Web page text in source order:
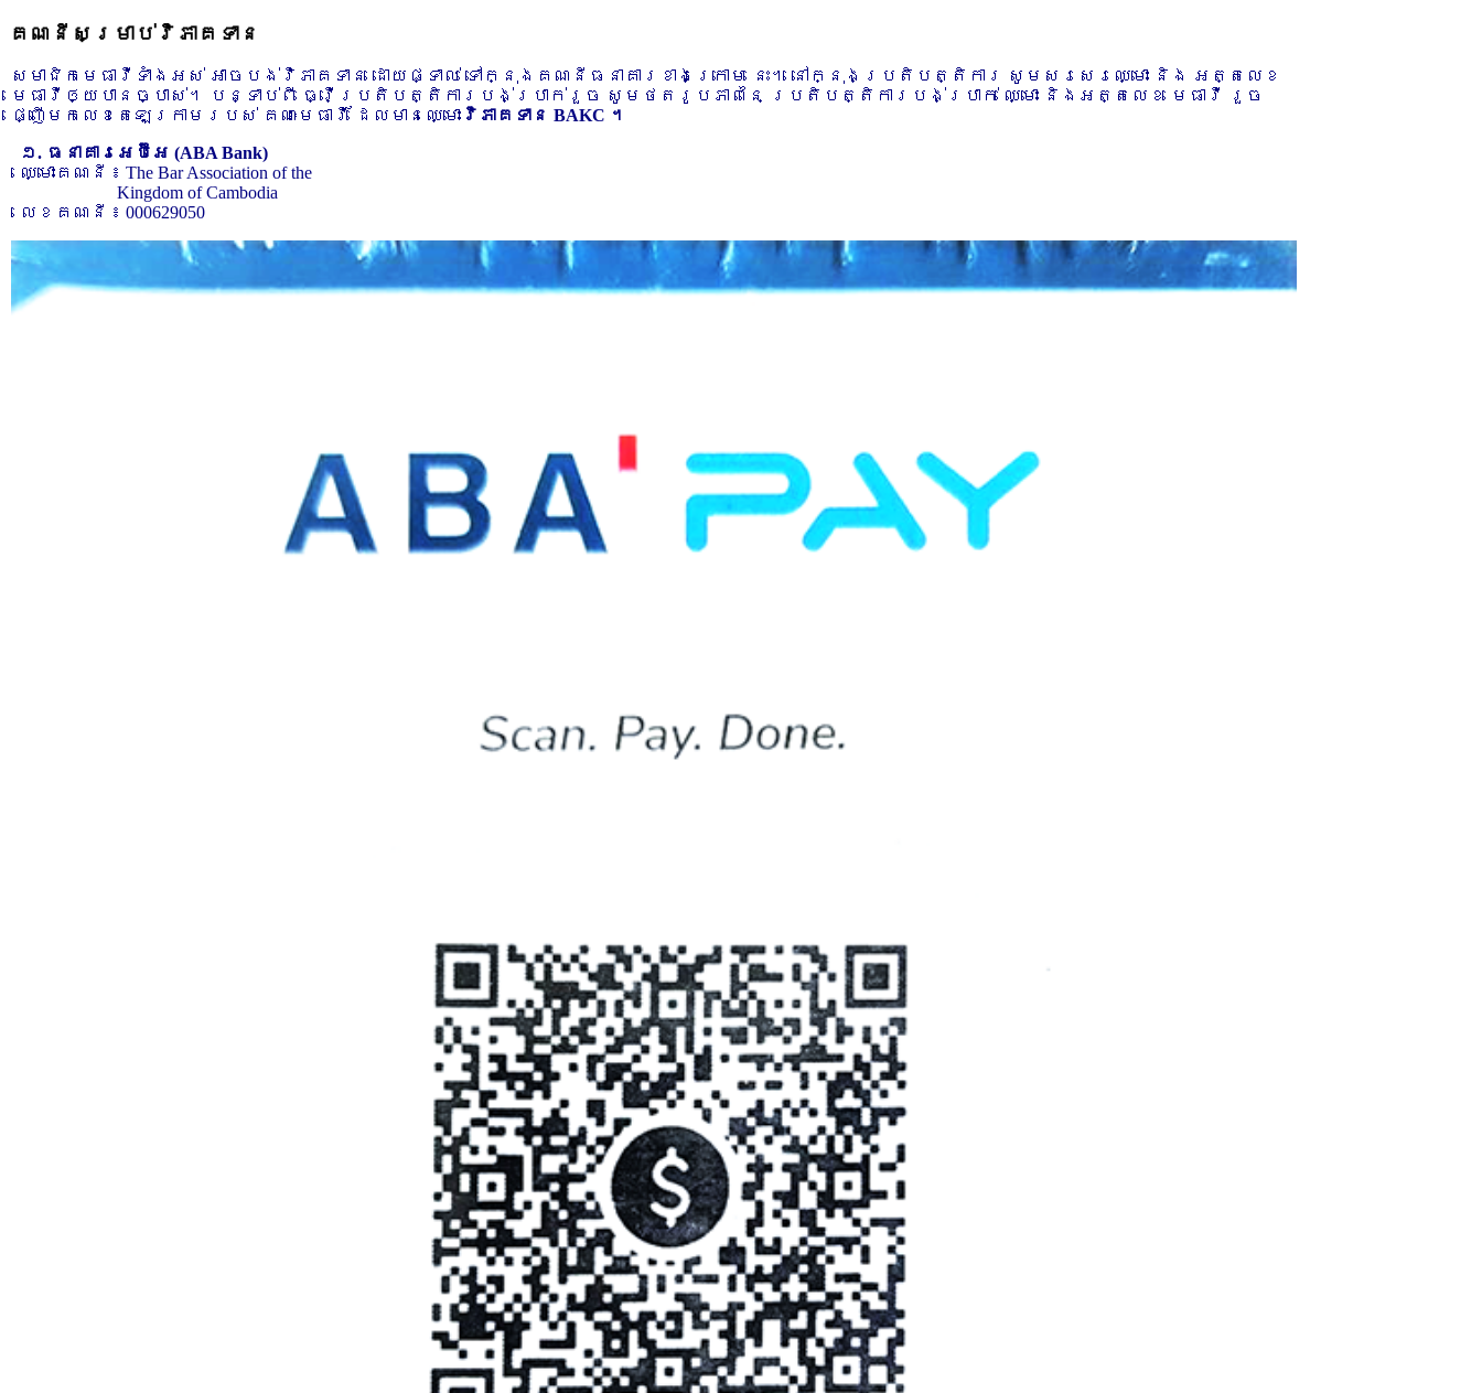
គណនីសម្រាប់វិភាគទាន
សមាជិកមេធាវីទាំងអស់ អាចបង់វិភាគទាន ដោយផ្ទាល់ ទៅក្នុងគណនីធនាគារខាងក្រោម នេះ។ នៅក្នុងប្រតិបត្តិការ សូមសរសេរឈ្មោះ និង អត្តលេខ
មេធាវីឲ្យបានច្បាស់។ បន្ទាប់ពី ធ្វើប្រតិបត្តិការបង់ប្រាក់រួច សូមថតរូបភាពនៃ ប្រតិបត្តិការបង់ប្រាក់ ឈ្មោះ និងអត្តលេខ មេធាវី រួច
ផ្ញើមកលេខតេឡេក្រាមរបស់ គណៈមេធាវី ដែលមានឈ្មោះ វិភាគទាន BAKC ។
១. ធនាគារអេប៊ីអេ (ABA Bank)
ឈ្មោះគណនី ៖ The Bar Association of the
Kingdom of Cambodia
លេខគណនី ៖ 000629050